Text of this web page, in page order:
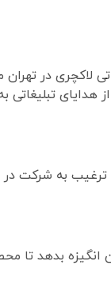
در تهران
هدایای
ترغیب به شرکت
انگیزه بدهد تا